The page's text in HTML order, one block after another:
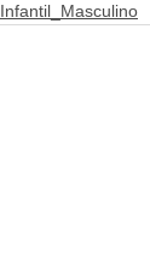
Infantil_Masculino